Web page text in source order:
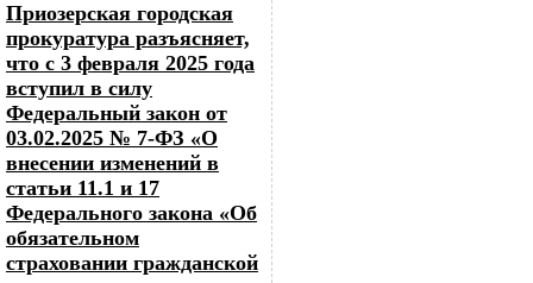
Приозерская городская
прокуратура разъясняет,
что с 3 февраля 2025 года
вступил в силу
Федеральный закон от
03.02.2025 № 7-ФЗ «О
внесении изменений в
статьи 11.1 и 17
Федерального закона «Об
обязательном
страховании гражданской